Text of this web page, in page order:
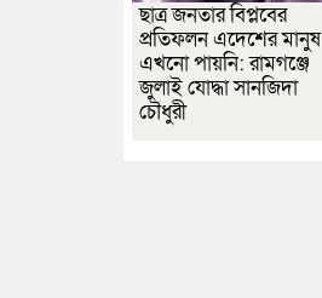
ছাত্র জনতার বিপ্লবের
প্রতিফলন এদেশের মানুষ
এখনো পায়নি: রামগঞ্জে
জুলাই যোদ্ধা সানজিদা
চৌধুরী